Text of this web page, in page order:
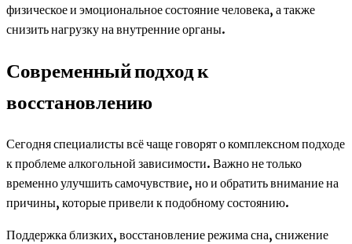
физическое и эмоциональное состояние человека, а также
снизить нагрузку на внутренние органы.
Современный подход к
восстановлению
Сегодня специалисты всё чаще говорят о комплексном подходе
к проблеме алкогольной зависимости. Важно не только
временно улучшить самочувствие, но и обратить внимание на
причины, которые привели к подобному состоянию.
Поддержка близких, восстановление режима сна, снижение